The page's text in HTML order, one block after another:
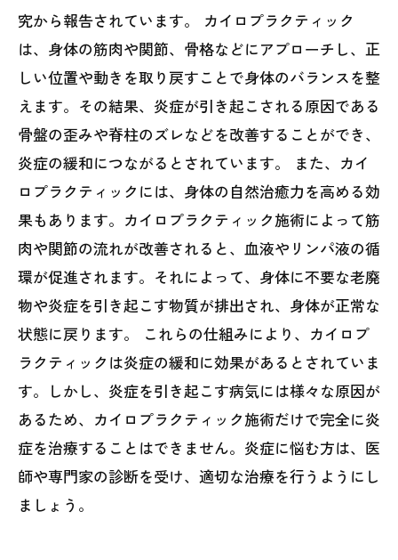
究から報告されています。 カイロプラクティック
は、身体の筋肉や関節、骨格などにアプローチし、正
しい位置や動きを取り戻すことで身体のバランスを整
えます。その結果、炎症が引き起こされる原因である
骨盤の歪みや脊柱のズレなどを改善することができ、
炎症の緩和につながるとされています。 また、カイ
ロプラクティックには、身体の自然治癒力を高める効
果もあります。カイロプラクティック施術によって筋
肉や関節の流れが改善されると、血液やリンパ液の循
環が促進されます。それによって、身体に不要な老廃
物や炎症を引き起こす物質が排出され、身体が正常な
状態に戻ります。 これらの仕組みにより、カイロプ
ラクティックは炎症の緩和に効果があるとされていま
す。しかし、炎症を引き起こす病気には様々な原因が
あるため、カイロプラクティック施術だけで完全に炎
症を治療することはできません。炎症に悩む方は、医
師や専門家の診断を受け、適切な治療を行うようにし
ましょう。